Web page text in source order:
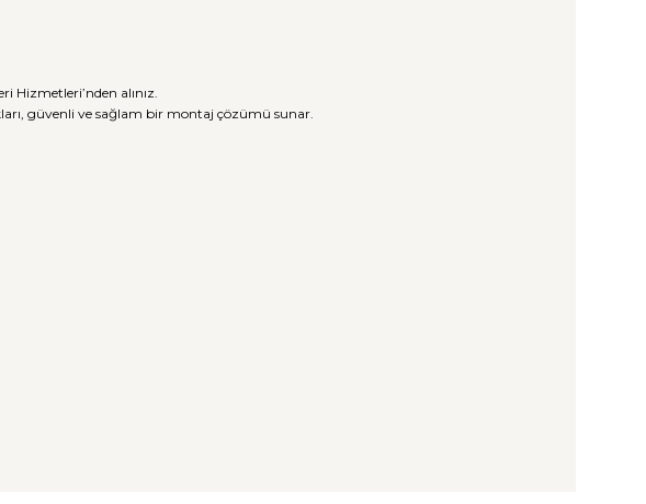
alınız.
güvenli ve sağlam bir montaj çözümü sunar.